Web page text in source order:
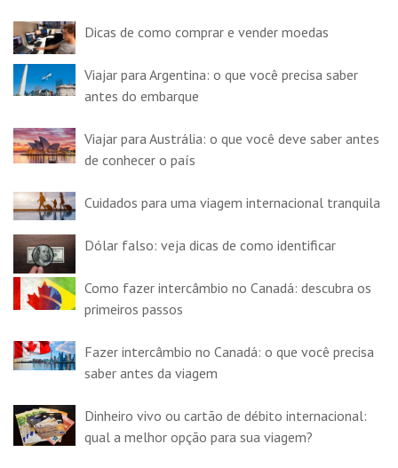
Dicas de como comprar e vender moedas
Viajar para Argentina: o que você precisa saber
antes do embarque
Viajar para Austrália: o que você deve saber antes
de conhecer o país
Cuidados para uma viagem internacional tranquila
Dólar falso: veja dicas de como identificar
Como fazer intercâmbio no Canadá: descubra os
primeiros passos
Fazer intercâmbio no Canadá: o que você precisa
saber antes da viagem
Dinheiro vivo ou cartão de débito internacional:
qual a melhor opção para sua viagem?